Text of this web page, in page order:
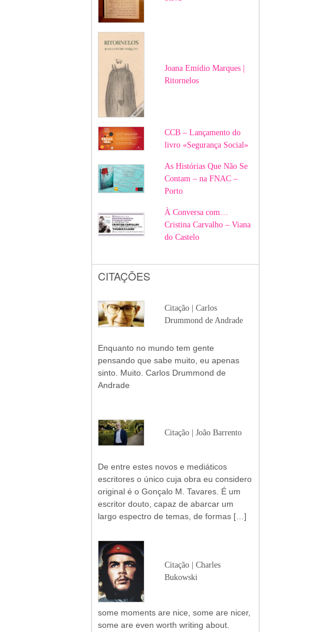
Joana Emídio Marques |
Ritornelos
CCB – Lançamento do
livro «Segurança Social»
As Histórias Que Não Se
Contam – na FNAC –
Porto
À Conversa com…
Cristina Carvalho – Viana
do Castelo
CITAÇÕES
Citação | Carlos
Drummond de Andrade
Enquanto no mundo tem gente
pensando que sabe muito, eu apenas
sinto. Muito. Carlos Drummond de
Andrade
Citação | João Barrento
De entre estes novos e mediáticos
escritores o único cuja obra eu considero
original é o Gonçalo M. Tavares. É um
escritor douto, capaz de abarcar um
largo espectro de temas, de formas […]
Citação | Charles
Bukowski
some moments are nice, some are nicer,
some are even worth writing about.